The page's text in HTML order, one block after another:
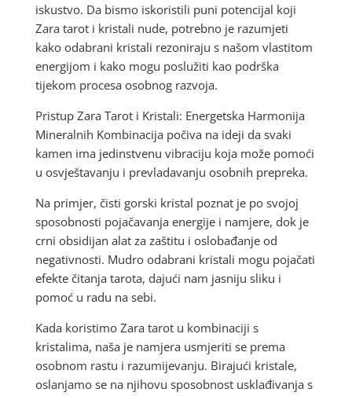
iskustvo. Da bismo iskoristili puni potencijal koji
Zara tarot i kristali nude, potrebno je razumjeti
kako odabrani kristali rezoniraju s našom vlastitom
energijom i kako mogu poslužiti kao podrška
tijekom procesa osobnog razvoja.
Pristup Zara Tarot i Kristali: Energetska Harmonija
Mineralnih Kombinacija počiva na ideji da svaki
kamen ima jedinstvenu vibraciju koja može pomoći
u osvještavanju i prevladavanju osobnih prepreka.
Na primjer, čisti gorski kristal poznat je po svojoj
sposobnosti pojačavanja energije i namjere, dok je
crni obsidijan alat za zaštitu i oslobađanje od
negativnosti. Mudro odabrani kristali mogu pojačati
efekte čitanja tarota, dajući nam jasniju sliku i
pomoć u radu na sebi.
Kada koristimo Zara tarot u kombinaciji s
kristalima, naša je namjera usmjeriti se prema
osobnom rastu i razumijevanju. Birajući kristale,
oslanjamo se na njihovu sposobnost usklađivanja s